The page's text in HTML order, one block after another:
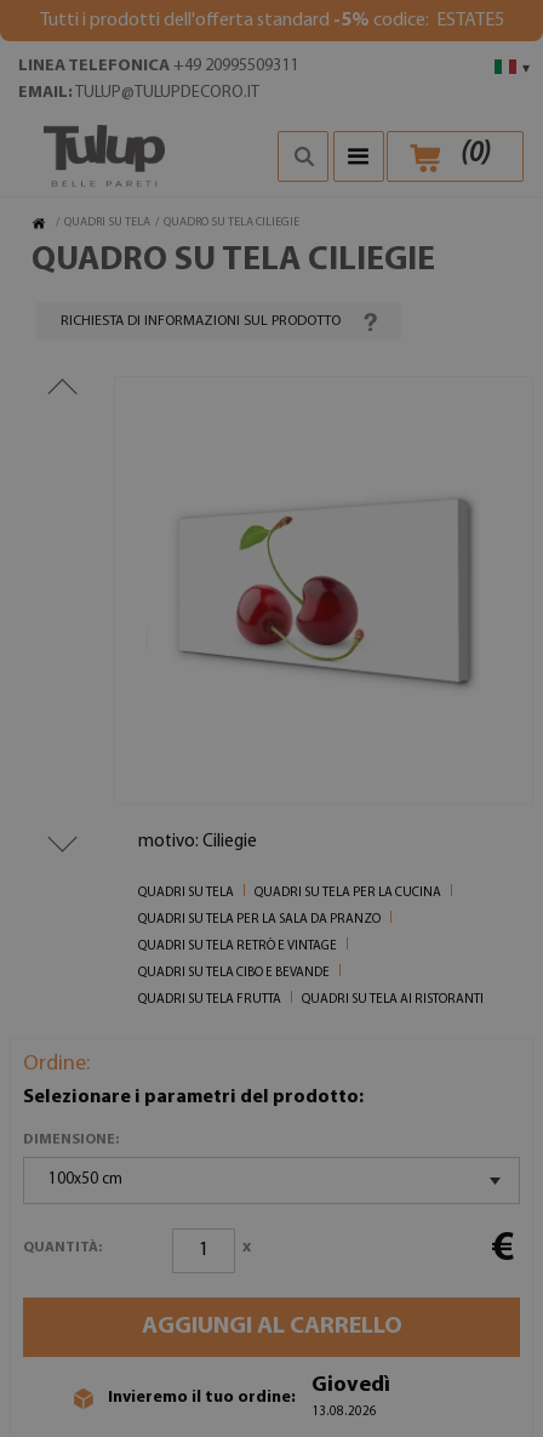
Tutti i prodotti dell'offerta standard -5% codice: ESTATE5
▾
LINEA TELEFONICA +49 20995509311
EMAIL: TULUP@TULUPDECORO.IT
(0)
/ QUADRI SU TELA / QUADRO SU TELA CILIEGIE
QUADRO SU TELA CILIEGIE
RICHIESTA DI INFORMAZIONI SUL PRODOTTO
motivo: Ciliegie
QUADRI SU TELA
QUADRI SU TELA PER LA CUCINA
QUADRI SU TELA PER LA SALA DA PRANZO
QUADRI SU TELA RETRÒ E VINTAGE
QUADRI SU TELA CIBO E BEVANDE
QUADRI SU TELA FRUTTA
QUADRI SU TELA AI RISTORANTI
Ordine:
Selezionare i parametri del prodotto:
DIMENSIONE:
100x50 cm
QUANTITÀ: x €
AGGIUNGI AL CARRELLO
Invieremo il tuo ordine:
Giovedì
13.08.2026